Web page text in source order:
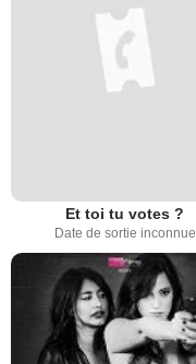
Et toi tu votes ?
Date de sortie inconnue